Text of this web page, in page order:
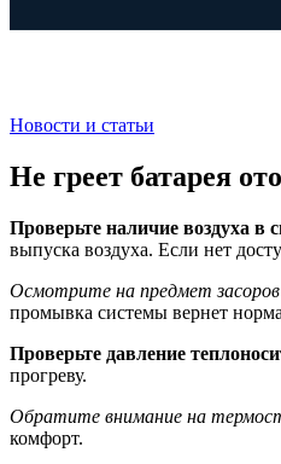
Новости и статьи
Не греет батарея
Проверьте наличие воздуха в
выпуска воздуха. Если нет
Осмотрите на предмет засоров
промывка системы вернет
Проверьте давление
прогреву.
Обратите внимание на
комфорт.